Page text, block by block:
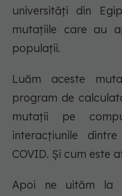
universități din
mutațiile care au
populații.
Luăm aceste
program de
mutații pe
interacțiunile
COVID. Și cum este
Apoi ne uităm la